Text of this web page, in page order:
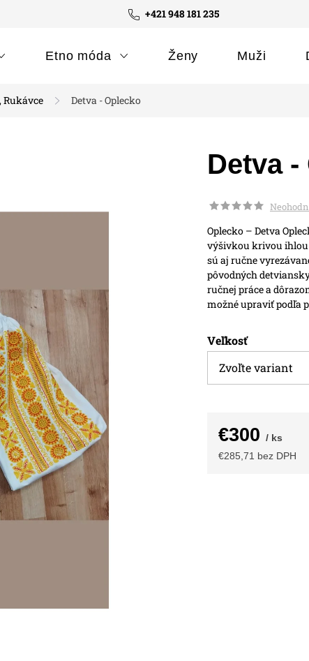
+421 948 181 235
Etno móda Ženy Muži
Rukávce Detva - Oplecko
Detva
Oplecko – Detva
výšivkou krivou ihlou
sú aj ručne
pôvodných
ručnej práce a
možné upraviť podľa
Veľkosť
€300 / ks
€285,71 bez DPH